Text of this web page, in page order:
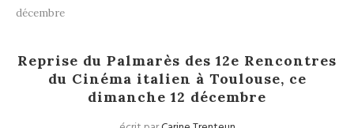
décembre
Reprise du Palmarès des 12e Rencontres
du Cinéma italien à Toulouse, ce
dimanche 12 décembre